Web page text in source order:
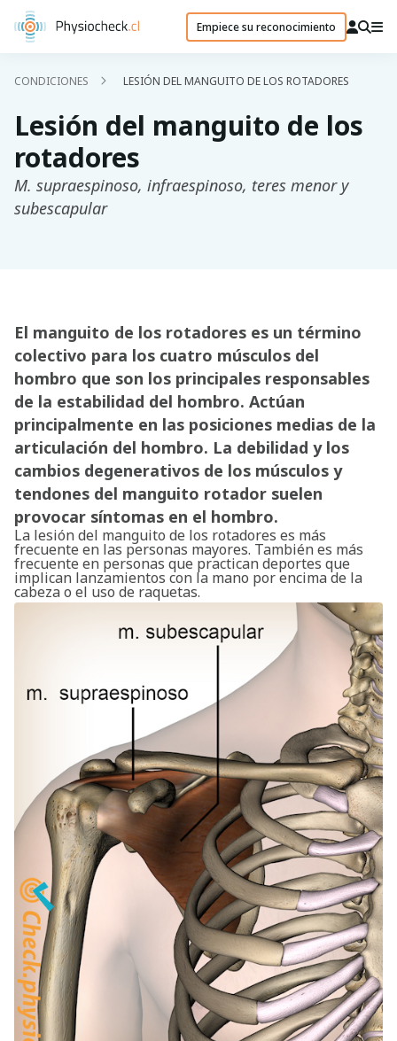
Empiece su reconocimiento
CONDICIONES LESIÓN DEL MANGUITO DE LOS ROTADORES
Lesión del manguito de los
rotadores
M. supraespinoso, infraespinoso, teres menor y
subescapular
El manguito de los rotadores es un término
colectivo para los cuatro músculos del
hombro que son los principales responsables
de la estabilidad del hombro. Actúan
principalmente en las posiciones medias de la
articulación del hombro. La debilidad y los
cambios degenerativos de los músculos y
tendones del manguito rotador suelen
provocar síntomas en el hombro.
La lesión del manguito de los rotadores es más
frecuente en las personas mayores. También es más
frecuente en personas que practican deportes que
implican lanzamientos con la mano por encima de la
cabeza o el uso de raquetas.